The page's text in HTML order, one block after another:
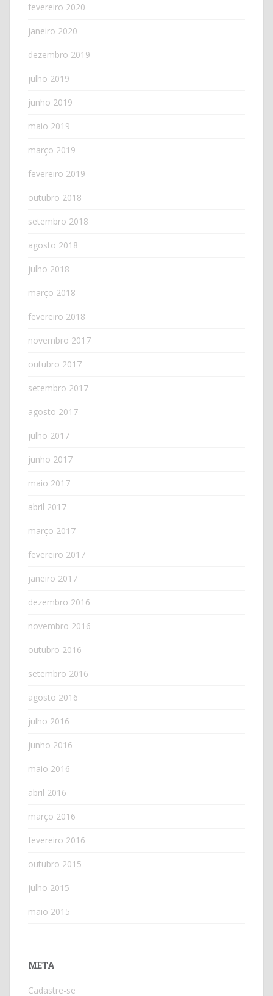
fevereiro 2020
janeiro 2020
dezembro 2019
julho 2019
junho 2019
maio 2019
março 2019
fevereiro 2019
outubro 2018
setembro 2018
agosto 2018
julho 2018
março 2018
fevereiro 2018
novembro 2017
outubro 2017
setembro 2017
agosto 2017
julho 2017
junho 2017
maio 2017
abril 2017
março 2017
fevereiro 2017
janeiro 2017
dezembro 2016
novembro 2016
outubro 2016
setembro 2016
agosto 2016
julho 2016
junho 2016
maio 2016
abril 2016
março 2016
fevereiro 2016
outubro 2015
julho 2015
maio 2015
META
Cadastre-se